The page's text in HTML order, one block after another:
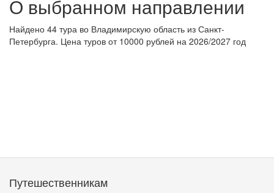
О выбранном направлении
Найдено 44 тура во Владимирскую область из Санкт-
Петербурга. Цена туров от 10000 рублей на 2026/2027 год
Путешественникам